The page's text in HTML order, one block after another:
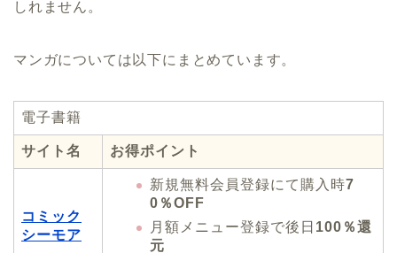
しれません。
マンガについては以下にまとめています。
電子書籍
サイト名 お得ポイント
コミック
シーモア
新規無料会員登録にて購入時7
0％OFF
月額メニュー登録で後日 100％還
元